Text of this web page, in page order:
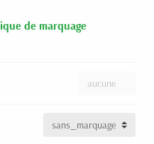
de marquage